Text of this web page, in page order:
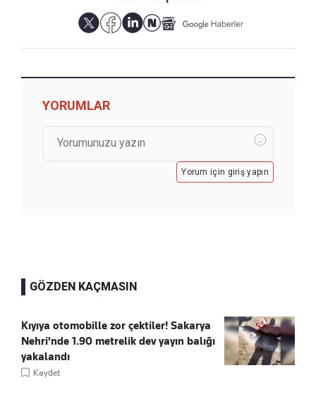
YORUMLAR
Yorum için giriş yapın
GÖZDEN KAÇMASIN
Kıyıya otomobille zor çektiler! Sakarya
Nehri'nde 1.90 metrelik dev yayın balığı
yakalandı
Kaydet